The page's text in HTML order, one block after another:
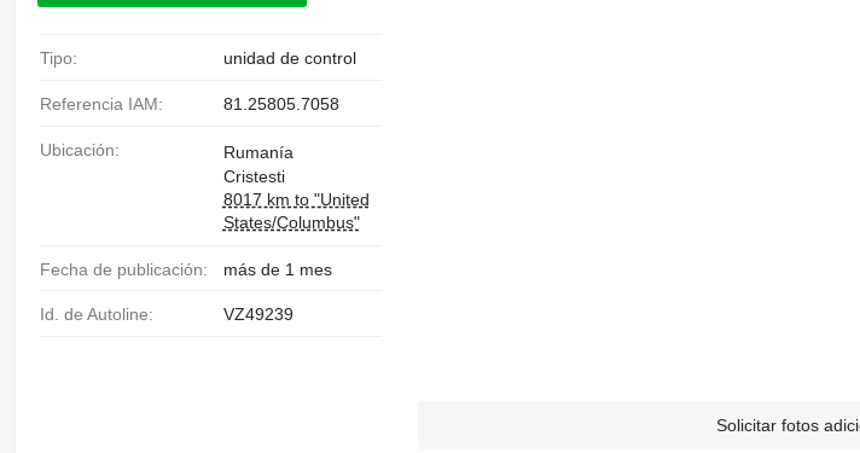
Solicitar fotos
Tipo: unidad de control
Referencia IAM: 81.25805.7058
Ubicación:
Rumanía
Cristesti
8017 km to "United
States/Columbus"
Fecha de publicación: más de 1 mes
Id. de Autoline: VZ49239